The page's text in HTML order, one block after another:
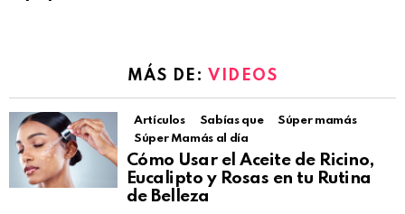
MÁS DE: VIDEOS
Artículos Sabías que
Súper mamás
Súper Mamás al día
Cómo Usar el Aceite de Ricino,
Eucalipto y Rosas en tu Rutina
de Belleza